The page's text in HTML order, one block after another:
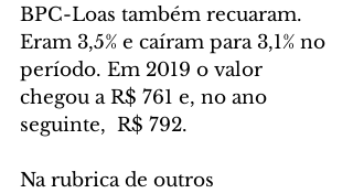
BPC-Loas também recuaram.
Eram 3,5% e caíram para 3,1% no
período. Em 2019 o valor
chegou a R$ 761 e, no ano
seguinte,  R$ 792.
Na rubrica de outros